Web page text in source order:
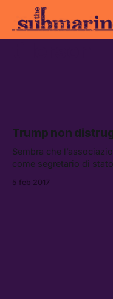
Trump non
Sembra che
come segretario di
5 feb 2017